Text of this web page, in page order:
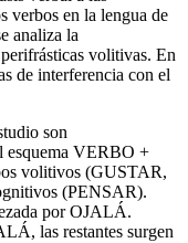
verbos en la lengua de
analiza la
volitivas. En
de interferencia con el
son
VERBO +
volitivos (GUSTAR,
(PENSAR).
porOJALÁ.
, las restantes surgen